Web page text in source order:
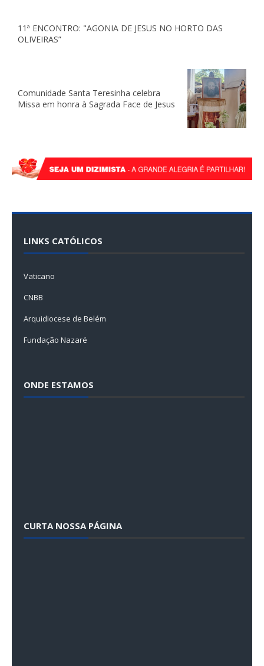
11ª ENCONTRO: "AGONIA DE JESUS NO HORTO DAS
OLIVEIRAS”
Comunidade Santa Teresinha celebra
Missa em honra à Sagrada Face de Jesus
LINKS CATÓLICOS
Vaticano
CNBB
Arquidiocese de Belém
Fundação Nazaré
ONDE ESTAMOS
CURTA NOSSA PÁGINA